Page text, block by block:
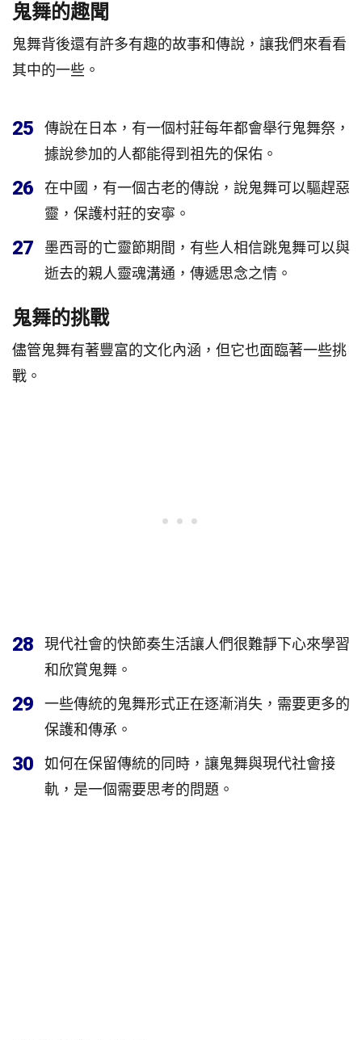
鬼舞的趣聞
鬼舞背後還有許多有趣的故事和傳說，讓我們來看看
其中的一些。
25
傳說在日本，有一個村莊每年都會舉行鬼舞祭，
據說參加的人都能得到祖先的保佑。
26
在中國，有一個古老的傳說，說鬼舞可以驅趕惡
靈，保護村莊的安寧。
27
墨西哥的亡靈節期間，有些人相信跳鬼舞可以與
逝去的親人靈魂溝通，傳遞思念之情。
鬼舞的挑戰
儘管鬼舞有著豐富的文化內涵，但它也面臨著一些挑
戰。
28
現代社會的快節奏生活讓人們很難靜下心來學習
和欣賞鬼舞。
29
一些傳統的鬼舞形式正在逐漸消失，需要更多的
保護和傳承。
30
如何在保留傳統的同時，讓鬼舞與現代社會接
軌，是一個需要思考的問題。